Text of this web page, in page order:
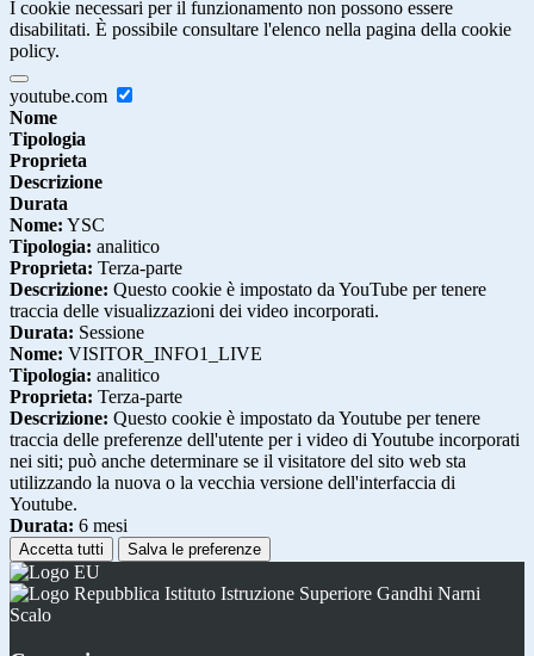
I cookie necessari per il funzionamento non possono essere
disabilitati. È possibile consultare l'elenco nella pagina della cookie
policy.
youtube.com
Nome
Tipologia
Proprieta
Descrizione
Durata
Nome: YSC
Tipologia: analitico
Proprieta: Terza-parte
Descrizione: Questo cookie è impostato da YouTube per tenere
traccia delle visualizzazioni dei video incorporati.
Durata: Sessione
Nome: VISITOR_INFO1_LIVE
Tipologia: analitico
Proprieta: Terza-parte
Descrizione: Questo cookie è impostato da Youtube per tenere
traccia delle preferenze dell'utente per i video di Youtube incorporati
nei siti; può anche determinare se il visitatore del sito web sta
utilizzando la nuova o la vecchia versione dell'interfaccia di
Youtube.
Durata: 6 mesi
Accetta tutti Salva le preferenze
Istituto Istruzione Superiore Gandhi Narni
Scalo